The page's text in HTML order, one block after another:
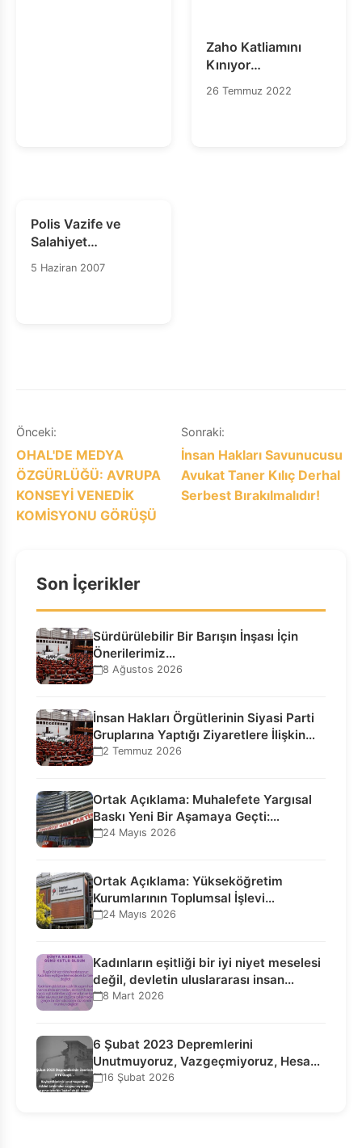
Zaho Katliamını
Kınıyor
Sorumluların Açığa
26 Temmuz 2022
Polis Vazife ve
Salahiyet
Kanunu’nda
5 Haziran 2007
Yazı
gezinmesi
Önceki:
OHAL'DE MEDYA
ÖZGÜRLÜĞÜ: AVRUPA
KONSEYİ VENEDİK
KOMİSYONU GÖRÜŞÜ
Sonraki:
İnsan Hakları Savunucusu
Avukat Taner Kılıç Derhal
Serbest Bırakılmalıdır!
Son İçerikler
Sürdürülebilir Bir Barışın İnşası İçin
Önerilerimiz…
8 Ağustos 2026
İnsan Hakları Örgütlerinin Siyasi Parti
Gruplarına Yaptığı Ziyaretlere İlişkin
Bilgilendirme…
2 Temmuz 2026
Ortak Açıklama: Muhalefete Yargısal
Baskı Yeni Bir Aşamaya Geçti:
Seçilmiş…
24 Mayıs 2026
Ortak Açıklama: Yükseköğretim
Kurumlarının Toplumsal İşlevi
Kurucularının Ticari Akıbetine
24 Mayıs 2026
Kadınların eşitliği bir iyi niyet meselesi
değil, devletin uluslararası insan…
8 Mart 2026
6 Şubat 2023 Depremlerini
Unutmuyoruz, Vazgeçmiyoruz, Hesap
Sorulmasını İstiyoruz!
16 Şubat 2026